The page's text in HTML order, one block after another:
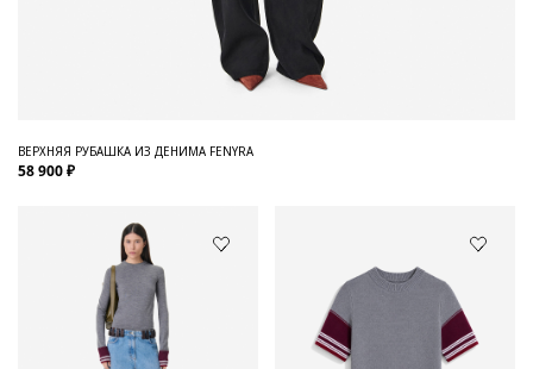
ВЕРХНЯЯ РУБАШКА ИЗ ДЕНИМА FENYRA
58 900 ₽